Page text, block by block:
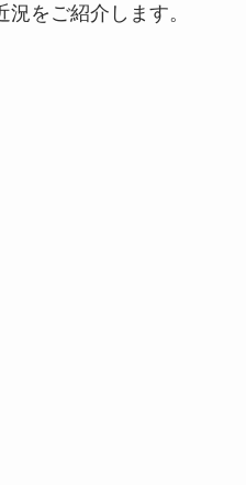
をご紹介します。